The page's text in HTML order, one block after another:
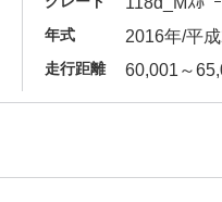
年式 2016年/平
走行距離 60,001～